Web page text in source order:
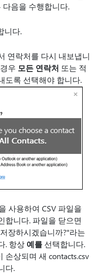
다음을 수행합니다.
니다.
연락처를 다시 내보냅니
우 모든 연락처 또는 적
도록 선택해야 합니다.
사용하여 CSV 파일을
합니다. 파일을 닫으면
장하시겠습니까?"라는
. 항상 예를 선택합니다.
손상되며 새 contacts.csv
다.